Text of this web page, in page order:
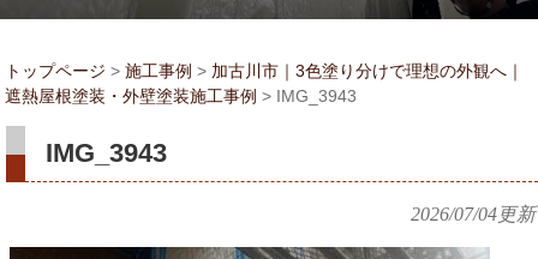
トップページ > 施工事例 > 加古川市｜3色塗り分けで理想の外観へ｜
遮熱屋根塗装・外壁塗装施工事例 > IMG_3943
IMG_3943
2026/07/04更新